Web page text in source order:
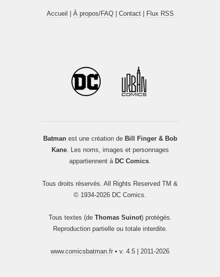
Accueil À propos/FAQ| Contact| Flux RSS
Batmanest une création de Bill Finger & Bob
Kane. Les noms, images et personnages
appartiennent à DC Comics
Tous droits réservés. All Rights Reserved TM &
© 1934-2026 DC Comics.
Tous textes (de Thomas Suinot) protégés.
Reproduction partielle ou totale interdite.
www.comicsbatman.fr • v. 4.5 | 2011-2026